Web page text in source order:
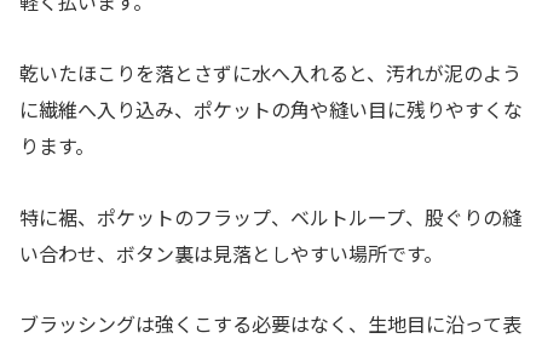
乾いたほこりを落とさずに水へ入れると、汚れが泥のよう
に繊維へ入り込み、ポケットの角や縫い目に残りやすくな
ります。
特に裾、ポケットのフラップ、ベルトループ、股ぐりの縫
い合わせ、ボタン裏は見落としやすい場所です。
ブラッシングは強くこする必要はなく、生地目に沿って表